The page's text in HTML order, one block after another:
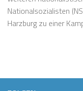
Nationalsozialisten
Harzburg zu einer